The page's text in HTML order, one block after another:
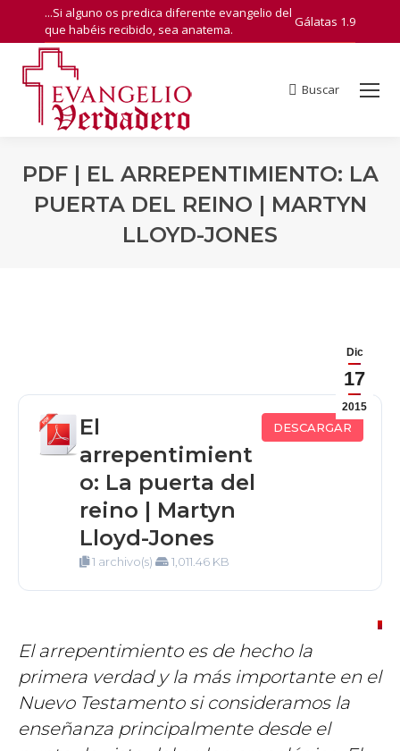
...Si alguno os predica diferente evangelio del
que habéis recibido, sea anatema.
Gálatas 1.9
Search:
Buscar
PDF | EL ARREPENTIMIENTO: LA
PUERTA DEL REINO | MARTYN
LLOYD-JONES
Dic
17
2015
El
arrepentimient
o: La puerta del
reino | Martyn
Lloyd-Jones
1 archivo(s) 1,011.46 KB
DESCARGAR
El arrepentimiento es de hecho la
primera verdad y la más importante en el
Nuevo Testamento si consideramos la
enseñanza principalmente desde el